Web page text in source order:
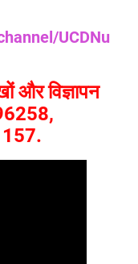
UCDNu
और विज्ञापन